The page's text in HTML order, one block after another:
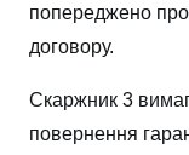
попереджено про
договору.
Скаржник 3
повернення